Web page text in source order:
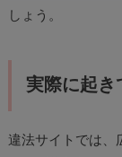
しょう。
実際に起き
違法サイトでは、